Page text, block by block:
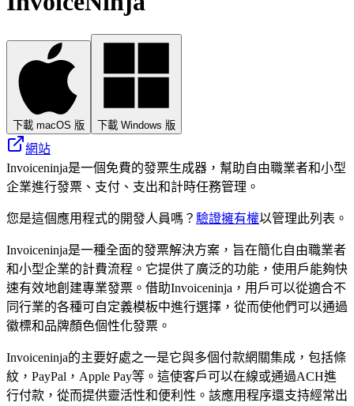
下載 macOS 版 下載 Windows 版
網站
Invoiceninja是一個免費的發票生成器，幫助自由職業者和小型
企業進行發票、支付、支出和計時任務管理。
您是這個應用程式的開發人員嗎？ 驗證擁有權以管理此列表。
Invoiceninja是一種全面的發票解決方案，旨在簡化自由職業者
和小型企業的計費流程。它提供了廣泛的功能，使用戶能夠快
速有效地創建專業發票。借助Invoiceninja，用戶可以從適合不
同行業的各種可自定義模板中進行選擇，從而使他們可以通過
徽標和品牌顏色個性化發票。
Invoiceninja的主要好處之一是它與多個付款網關集成，包括條
紋，PayPal，Apple Pay等。這使客戶可以在線或通過ACH進
行付款，從而提供靈活性和便利性。該應用程序還支持經常出